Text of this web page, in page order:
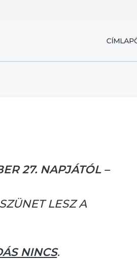
CÍMLAP
27. NAPJÁTÓL –
LESZ A
NINCS.